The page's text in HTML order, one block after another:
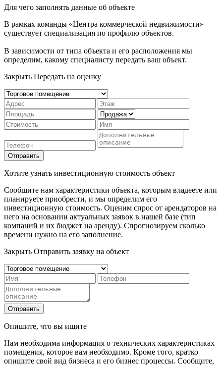
Для чего заполнять данные об объекте
В рамках команды «Центра коммерческой недвижимости»
существует специализация по профилю объектов.
В зависимости от типа объекта и его расположения мы
определим, какому специалисту передать ваш объект.
Закрыть Передать на оценку
Отправить
Хотите узнать инвестиционную стоимость объект
Сообщите нам характеристики объекта, которым владеете или
планируете приобрести, и мы определим его
инвестиционную стоимость. Оценим спрос от арендаторов на
него на основании актуальных заявок в нашей базе (тип
компаний и их бюджет на аренду). Спрогнозируем сколько
времени нужно на его заполнение.
Закрыть Отправить заявку на объект
Отправить
Опишите, что вы ищите
Нам необходима информация о технических характеристиках
помещения, которое вам необходимо. Кроме того, кратко
опишите свой вид бизнеса и его бизнес процессы. Сообщите,